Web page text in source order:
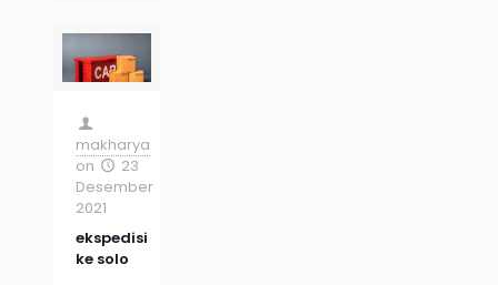
makharya
on
23
Desember
2021
ekspedisi
ke solo